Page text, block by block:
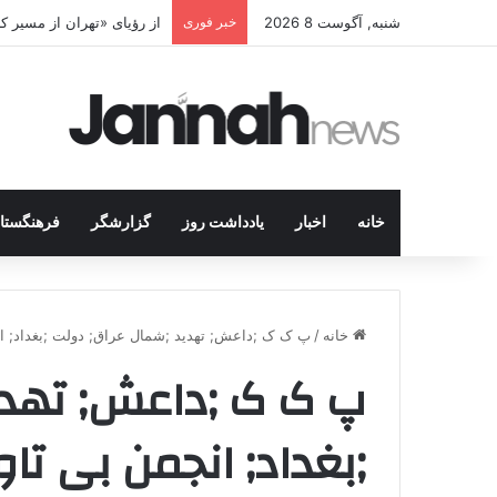
شنبه, آگوست 8 2026 خبر فوری از رؤیای «تهران از
خانه اخبار یادداشت روز گزارشگر
خانه / پ ک ک ;داعش; تهدید ;شمال عراق; دولت ;بغداد;
پ ک ک ;داعش;
;بغداد; انجمن بی